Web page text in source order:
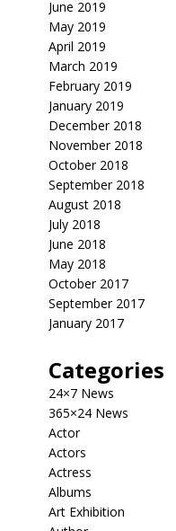
June 2019
May 2019
April 2019
March 2019
February 2019
January 2019
December 2018
November 2018
October 2018
September 2018
August 2018
July 2018
June 2018
May 2018
October 2017
September 2017
January 2017
Categories
24×7 News
365×24 News
Actor
Actors
Actress
Albums
Art Exhibition